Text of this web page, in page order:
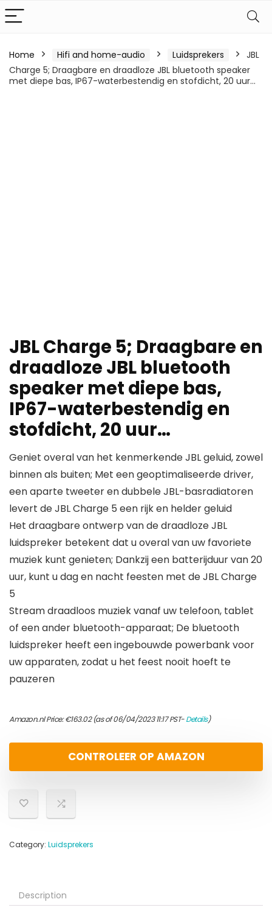
Home Hifi and home-audio Luidsprekers
JBL
Charge 5; Draagbare en draadloze JBL bluetooth speaker
met diepe bas, IP67-waterbestendig en stofdicht, 20 uur…
JBL Charge 5; Draagbare en
draadloze JBL bluetooth
speaker met diepe bas,
IP67-waterbestendig en
stofdicht, 20 uur…
Geniet overal van het kenmerkende JBL geluid, zowel
binnen als buiten; Met een geoptimaliseerde driver,
een aparte tweeter en dubbele JBL-basradiatoren
levert de JBL Charge 5 een rijk en helder geluid
Het draagbare ontwerp van de draadloze JBL
luidspreker betekent dat u overal van uw favoriete
muziek kunt genieten; Dankzij een batterijduur van 20
uur, kunt u dag en nacht feesten met de JBL Charge
5
Stream draadloos muziek vanaf uw telefoon, tablet
of een ander bluetooth-apparaat; De bluetooth
luidspreker heeft een ingebouwde powerbank voor
uw apparaten, zodat u het feest nooit hoeft te
pauzeren
Amazon.nl Price:€163.02(as of 06/04/2023 11:17 PST-Details)
CONTROLEER OP AMAZON
Category: Luidsprekers
Description